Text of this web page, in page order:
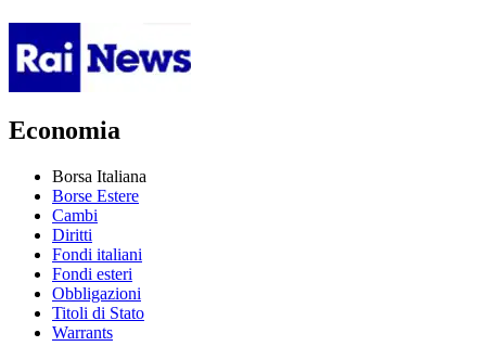
Economia
Borsa Italiana
Borse Estere
Cambi
Diritti
Fondi italiani
Fondi esteri
Obbligazioni
Titoli di Stato
Warrants